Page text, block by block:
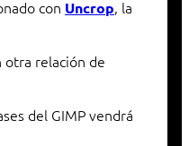
con Uncrop, la
relación de
del GIMP vendrá